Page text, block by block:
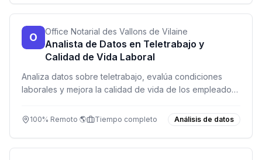
O Office Notarial des Vallons de Vilaine
Analista de Datos en Teletrabajo y
Calidad de Vida Laboral
Analiza datos sobre teletrabajo, evalúa condiciones
laborales y mejora la calidad de vida de los empleados.
100% Remoto 🌎 Tiempo completo Análisis de datos